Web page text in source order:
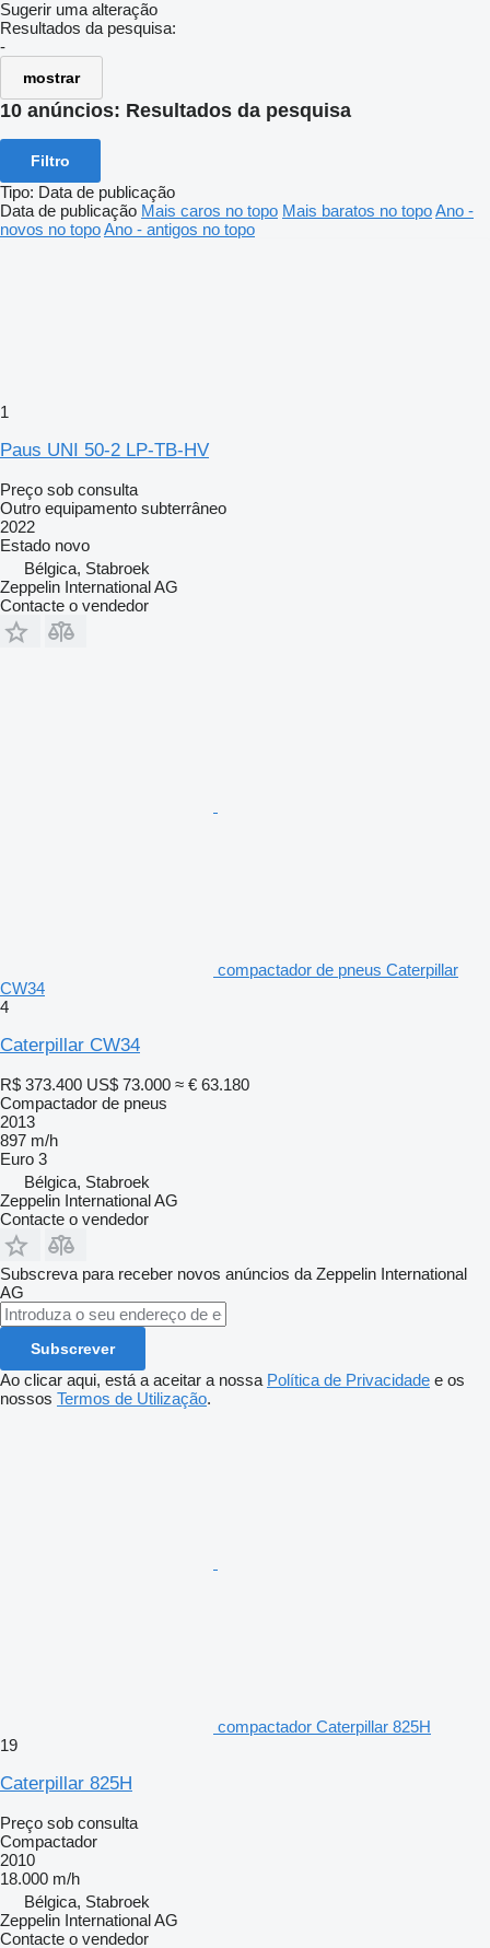
Sugerir uma alteração
Resultados da pesquisa:
-
mostrar
10 anúncios: Resultados da pesquisa
Filtro
Tipo: Data de publicação
Data de publicação Mais caros no topo Mais baratos no topoAno -
novos no topoAno - antigos no topo
1
Paus UNI 50-2 LP-TB-HV
Preço sob consulta
Outro equipamento subterrâneo
2022
Estado novo
Bélgica, Stabroek
Zeppelin International AG
Contacte o vendedor
compactador de pneus Caterpillar
CW34
4
Caterpillar CW34
R$ 373.400 US$ 73.000 ≈ € 63.180
Compactador de pneus
2013
897 m/h
Euro 3
Bélgica, Stabroek
Zeppelin International AG
Contacte o vendedor
Subscreva para receber novos anúncios da Zeppelin International
AG
Subscrever
Ao clicar aqui, está a aceitar a nossa Política de Privacidade e os
nossos Termos de Utilização.
compactador Caterpillar 825H
19
Caterpillar 825H
Preço sob consulta
Compactador
2010
18.000 m/h
Bélgica, Stabroek
Zeppelin International AG
Contacte o vendedor